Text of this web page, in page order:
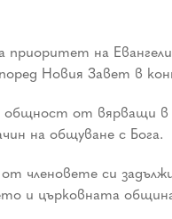
приоритет на
Новия Завет в
от вярващи в
на общуване с Бога.
си
и църковната